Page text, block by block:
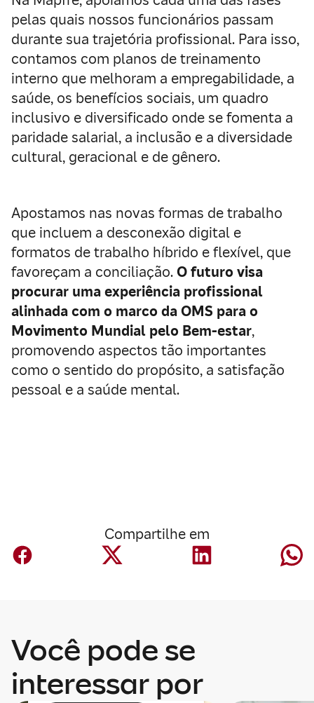
pelas quais nossos funcionários passam
durante sua trajetória profissional. Para isso,
contamos com planos de treinamento
interno que melhoram a empregabilidade, a
saúde, os benefícios sociais, um quadro
inclusivo e diversificado onde se fomenta a
paridade salarial, a inclusão e a diversidade
cultural, geracional e de gênero.
Apostamos nas novas formas de trabalho
que incluem a desconexão digital e
formatos de trabalho híbrido e flexível, que
favoreçam a conciliação.O futuro visa
procurar uma experiência profissional
alinhada com o marco da OMS para o
Movimento Mundial pelo Bem-estar,
promovendo aspectos tão importantes
como o sentido do propósito, a satisfação
pessoal e a saúde mental.
Compartilhe em
Você pode se
interessar por